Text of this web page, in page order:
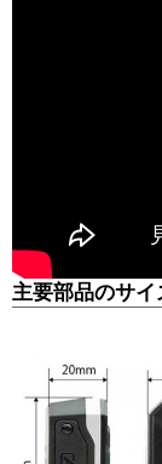
主要部品のサイ